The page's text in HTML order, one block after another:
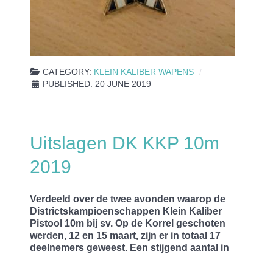
CATEGORY: KLEIN KALIBER WAPENS
PUBLISHED: 20 JUNE 2019
Uitslagen DK KKP 10m
2019
Verdeeld over de twee avonden waarop de
Districtskampioenschappen Klein Kaliber
Pistool 10m bij sv. Op de Korrel geschoten
werden, 12 en 15 maart, zijn er in totaal 17
deelnemers geweest. Een stijgend aantal in